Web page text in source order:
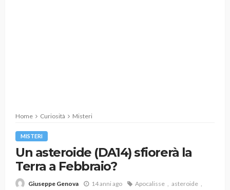
Home Curiosità Misteri
MISTERI
Un asteroide (DA14) sfiorerà la
Terra a Febbraio?
Giuseppe Genova 14 anni ago Apocalisse
asteroide